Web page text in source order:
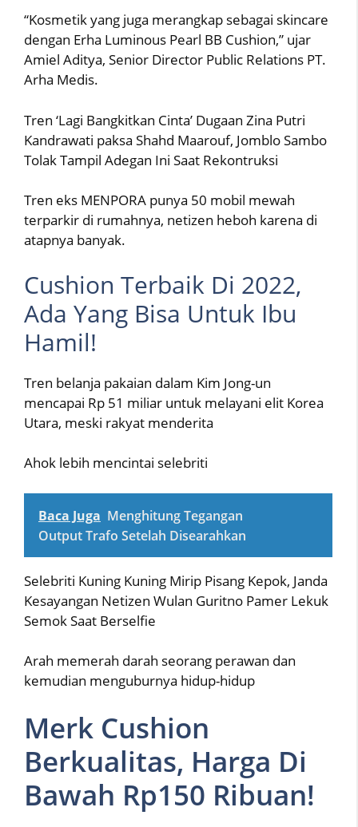
“Kosmetik yang juga merangkap sebagai skincare
dengan Erha Luminous Pearl BB Cushion,” ujar
Amiel Aditya, Senior Director Public Relations PT.
Arha Medis.
Tren ‘Lagi Bangkitkan Cinta’ Dugaan Zina Putri
Kandrawati paksa Shahd Maarouf, Jomblo Sambo
Tolak Tampil Adegan Ini Saat Rekontruksi
Tren eks MENPORA punya 50 mobil mewah
terparkir di rumahnya, netizen heboh karena di
atapnya banyak.
Cushion Terbaik Di 2022,
Ada Yang Bisa Untuk Ibu
Hamil!
Tren belanja pakaian dalam Kim Jong-un
mencapai Rp 51 miliar untuk melayani elit Korea
Utara, meski rakyat menderita
Ahok lebih mencintai selebriti
Baca Juga Menghitung Tegangan
Output Trafo Setelah Disearahkan
Selebriti Kuning Kuning Mirip Pisang Kepok, Janda
Kesayangan Netizen Wulan Guritno Pamer Lekuk
Semok Saat Berselfie
Arah memerah darah seorang perawan dan
kemudian menguburnya hidup-hidup
Merk Cushion
Berkualitas, Harga Di
Bawah Rp150 Ribuan!